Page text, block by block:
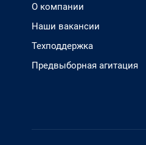
О компании
Наши вакансии
Техподдержка
Предвыборная агитация